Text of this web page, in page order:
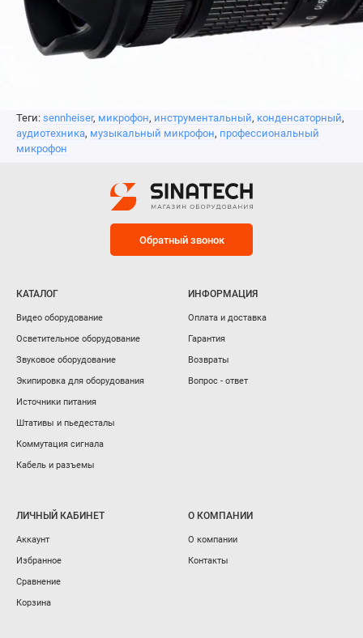
Теги: sennheiser, микрофон, инструментальный, конденсаторный,
аудиотехника, музыкальный микрофон, профессиональный
микрофон
Обратный звонок
КАТАЛОГ
Видео оборудование
Осветительное оборудование
Звуковое оборудование
Экипировка для оборудования
Источники питания
Штативы и пьедесталы
Коммутация сигнала
Кабель и разъемы
ИНФОРМАЦИЯ
Оплата и доставка
Гарантия
Возвраты
Вопрос - ответ
ЛИЧНЫЙ КАБИНЕТ
Аккаунт
Избранное
Сравнение
Корзина
О КОМПАНИИ
О компании
Контакты